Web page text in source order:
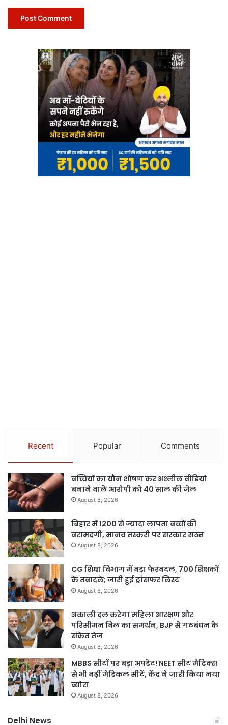
Recent Popular Comments
बच्चियों का यौन शोषण कर अश्लील वीडियो
बनाने वाले आरोपी को 40 साल की जेल
August 8, 2026
बिहार में 1200 से ज्यादा लापता बच्चों की
बरामदगी, मानव तस्करी पर सरकार सख्त
August 8, 2026
CG शिक्षा विभाग में बड़ा फेरबदल, 700 शिक्षकों
के तबादले; जारी हुई ट्रांसफर लिस्ट
August 8, 2026
अकाली दल करेगा महिला आरक्षण और
परिसीमन बिल का समर्थन, BJP से गठबंधन के
संकेत तेज
August 8, 2026
MBBS सीटों पर बड़ा अपडेट! NEET सीट मैट्रिक्स
से भी बढ़ीं मेडिकल सीटें, केंद्र ने जारी किया नया
ब्योरा
August 8, 2026
Delhi News